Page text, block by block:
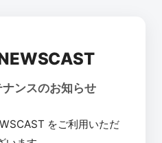
ンスのお知らせ
をご利用いただ